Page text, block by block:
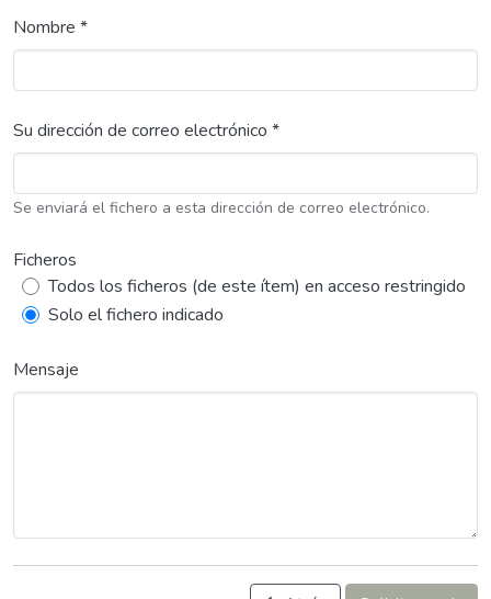
Nombre *
Su dirección de correo electrónico *
Se enviará el fichero a esta dirección de correo electrónico.
Ficheros
Todos los ficheros (de este ítem) en acceso restringido
Solo el fichero indicado
Mensaje